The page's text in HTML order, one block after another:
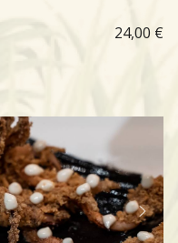
24,00 €